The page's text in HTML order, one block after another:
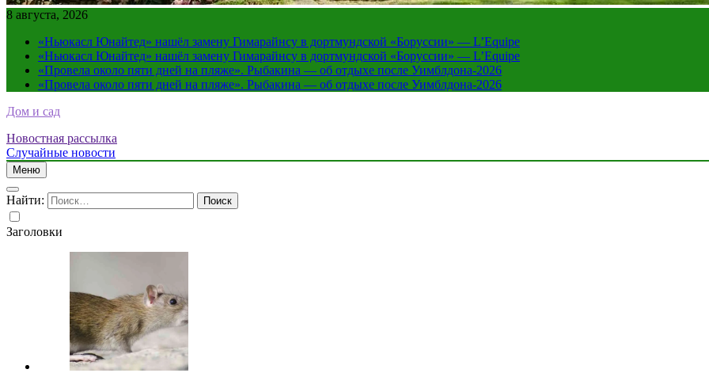
8 августа, 2026
«Ньюкасл Юнайтед» нашёл замену Гимарайнсу в дортмундской «Боруссии» — L’Equipe
«Ньюкасл Юнайтед» нашёл замену Гимарайнсу в дортмундской «Боруссии» — L’Equipe
«Провела около пяти дней на пляже». Рыбакина — об отдыхе после Уимблдона-2026
«Провела около пяти дней на пляже». Рыбакина — об отдыхе после Уимблдона-2026
Дом и сад
Новостная рассылка
Случайные новости
Меню
Найти:
Заголовки